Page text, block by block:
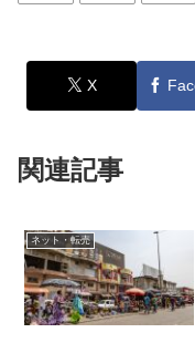
X
関連記事
ネット・転売